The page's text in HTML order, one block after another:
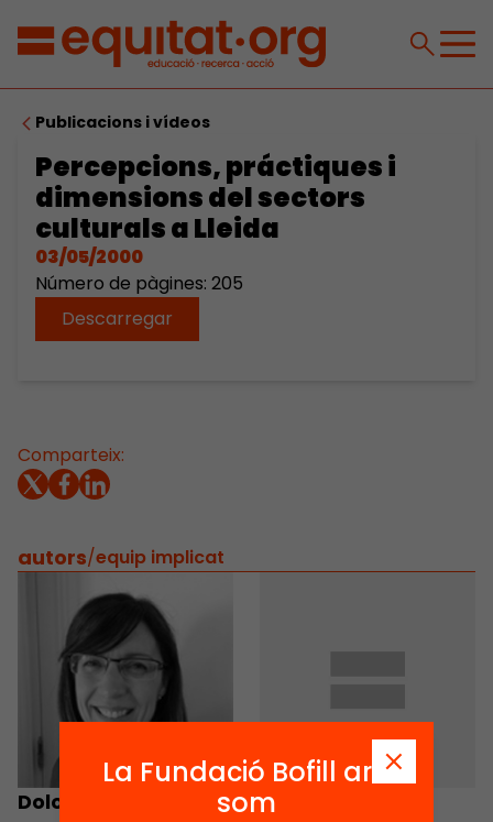
Publicacions i vídeos
Percepcions, práctiques i
dimensions del sectors
culturals a Lleida
03/05/2000
Número de pàgines: 205
Descarregar
Comparteix:
autors/equip implicat
Dolors Mayoral
Antoni Giró
La Fundació Bofill ara
som